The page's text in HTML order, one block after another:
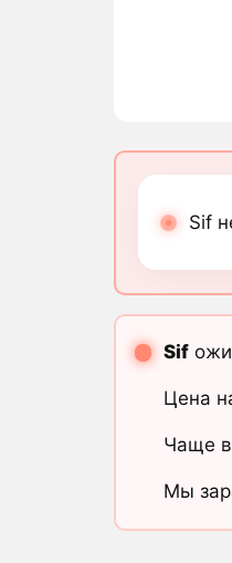
Sif
Sif
Цена
Чаще
Мы